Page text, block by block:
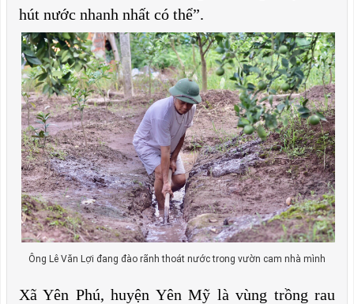
hút nước nhanh nhất có thể”.
Ông Lê Văn Lợi đang đào rãnh thoát nước trong vườn cam nhà mình
Xã Yên Phú, huyện Yên Mỹ là vùng trồng rau